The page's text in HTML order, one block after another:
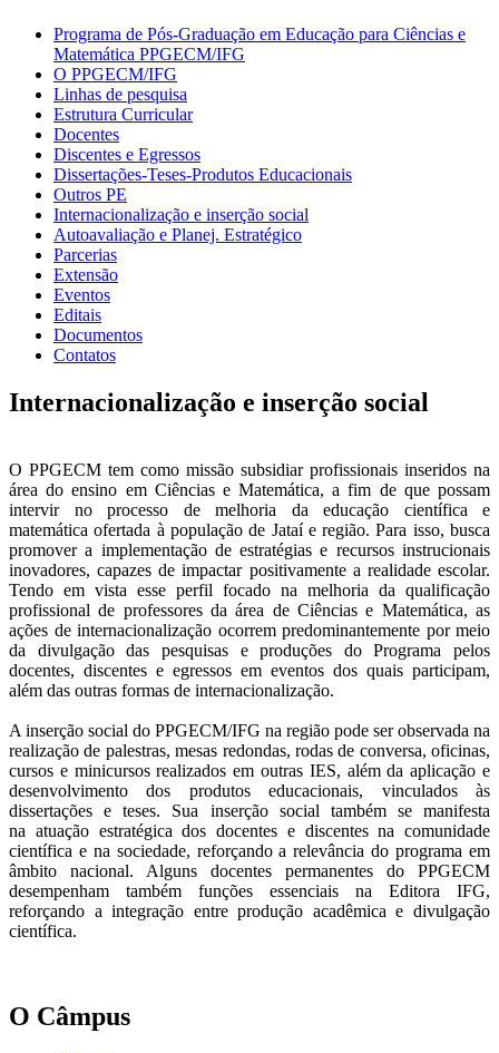
Programa de Pós-Graduação em Educação para Ciências e
Matemática PPGECM/IFG
O PPGECM/IFG
Linhas de pesquisa
Estrutura Curricular
Docentes
Discentes e Egressos
Dissertações-Teses-Produtos Educacionais
Outros PE
Internacionalização e inserção social
Autoavaliação e Planej. Estratégico
Parcerias
Extensão
Eventos
Editais
Documentos
Contatos
Internacionalização e inserção social
O PPGECM tem como missão subsidiar profissionais inseridos na
área do ensino em Ciências e Matemática, a fim de que possam
intervir no processo de melhoria da educação científica e
matemática ofertada à população de Jataí e região. Para isso, busca
promover a implementação de estratégias e recursos instrucionais
inovadores, capazes de impactar positivamente a realidade escolar.
Tendo em vista esse perfil focado na melhoria da qualificação
profissional de professores da área de Ciências e Matemática, as
ações de internacionalização ocorrem predominantemente por meio
da divulgação das pesquisas e produções do Programa pelos
docentes, discentes e egressos em eventos dos quais participam,
além das outras formas de internacionalização.
A inserção social do PPGECM/IFG na região pode ser observada na
realização de palestras, mesas redondas, rodas de conversa, oficinas,
cursos e minicursos realizados em outras IES, além da aplicação e
desenvolvimento dos produtos educacionais, vinculados às
dissertações e teses. Sua inserção social também se manifesta
na atuação estratégica dos docentes e discentes na comunidade
científica e na sociedade, reforçando a relevância do programa em
âmbito nacional. Alguns docentes permanentes do PPGECM
desempenham também funções essenciais na Editora IFG,
reforçando a integração entre produção acadêmica e divulgação
científica.
O Câmpus